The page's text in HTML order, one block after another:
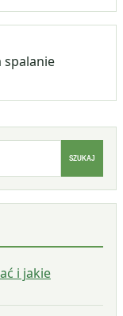
spalanie
SZUKAJ
i jakie